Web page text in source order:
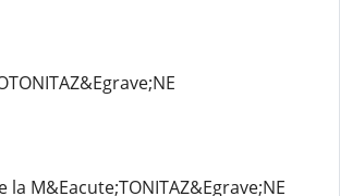
M&Eacute;TONITAZ&Egrave;NE